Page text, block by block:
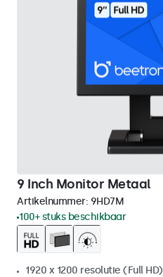
9 Inch Monitor Metaal
Artikelnummer: 9HD7M
100+ stuks beschikbaar
1920 x 1200 resolutie (Full HD)